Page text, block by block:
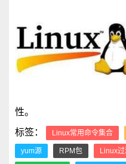
性。
标签：
Linux常用命令集合
yum源 RPM包 Linux